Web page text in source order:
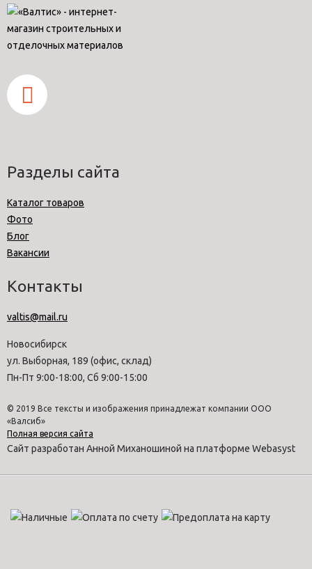
Разделы сайта
Каталог товаров
Фото
Блог
Вакансии
Контакты
valtis@mail.ru
Новосибирск
ул. Выборная, 189 (офис, склад)
Пн-Пт 9:00-18:00, Сб 9:00-15:00
© 2019 Все тексты и изображения принадлежат компании ООО
«Валсиб»
Полная версия сайта
Сайт разработан Анной Миханошиной на платформе Webasyst